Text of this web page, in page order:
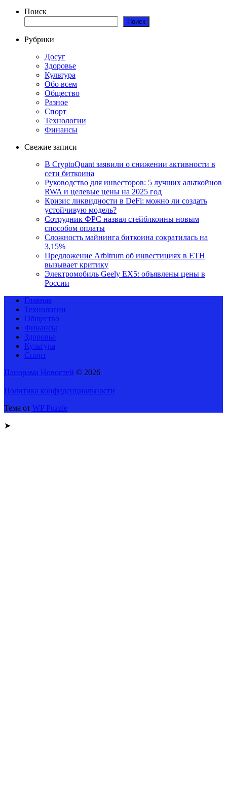
Поиск
Поиск
Рубрики
Досуг
Здоровье
Культура
Обо всем
Общество
Разное
Спорт
Технологии
Финансы
Свежие записи
В CryptoQuant заявили о снижении активности в
сети биткоина
Руководство для инвесторов: 5 лучших альткойнов
RWA и целевые цены на 2025 год
Кризис ликвидности в DeFi: можно ли создать
устойчивую модель?
Сотрудник ФРС назвал стейблкоины новым
способом оплаты
Сложность майнинга биткоина сократилась на
3,15%
Предложение Arbitrum об инвестициях в ETH
вызывает критику
Электромобиль Geely EX5: объявлены цены в
России
Главная
Технологии
Общество
Финансы
Здоровье
Культура
Спорт
Панорама Новостей © 2026
Политика конфиденциальности
Тема от WP Puzzle
➤